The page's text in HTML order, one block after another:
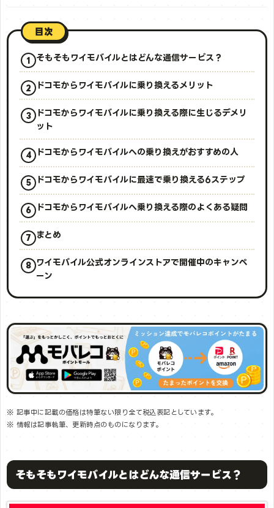
目次
そもそもワイモバイルとはどんな通信サービス？
ドコモからワイモバイルに乗り換えるメリット
ドコモからワイモバイルに乗り換える際に生じるデメリ
ット
ドコモからワイモバイルへの乗り換えがおすすめの人
ドコモからワイモバイルに最速で乗り換える6ステップ
ドコモからワイモバイルへ乗り換える際のよくある疑問
まとめ
ワイモバイル公式オンラインストアで開催中のキャンペ
ーン
※ 記事中に記載の価格は特筆ない限り全て税込表記としています。
※ 情報は記事執筆、更新時点のものになります。
そもそもワイモバイルとはどんな通信サービス？